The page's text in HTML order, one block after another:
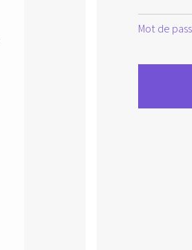
Mot de